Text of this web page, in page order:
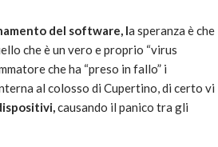
del software, la speranza è che
che è un vero e proprio “virus
che ha “preso in fallo” i
al colosso di Cupertino, di certo vi
causando il panico tra gli